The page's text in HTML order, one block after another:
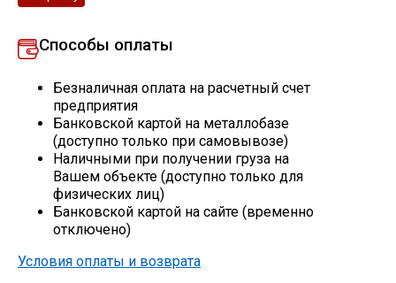
Способы оплаты
Безналичная оплата на расчетный счет
предприятия
Банковской картой на металлобазе
(доступно только при самовывозе)
Наличными при получении груза на
Вашем объекте (доступно только для
физических лиц)
Банковской картой на сайте (временно
отключено)
Условия оплаты и возврата